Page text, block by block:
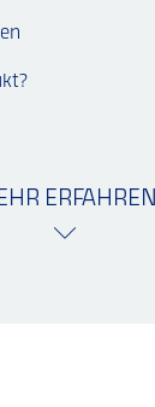
ERFAHREN